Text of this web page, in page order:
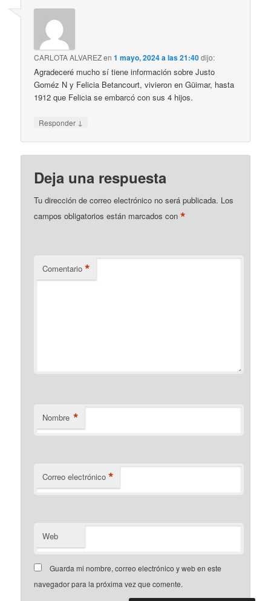
CARLOTA ALVAREZen1 mayo, 2024 a las 21:40dijo:
Agradeceré mucho sí tiene información sobre Justo
Goméz N y Felicia Betancourt, vivieron en Güimar, hasta
1912 que Felicia se embarcó con sus 4 hijos.
Responder ↓
Deja una respuesta
Tu dirección de correo electrónico no será publicada. Los
campos obligatorios están marcados con*
Comentario *
Nombre *
Correo electrónico *
Web
Guarda mi nombre, correo electrónico y web en este
navegador para la próxima vez que comente.